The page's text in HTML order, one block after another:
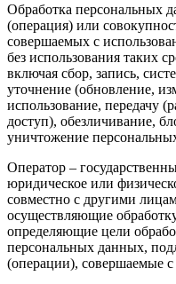
Обработка персональных
(операция) или
совершаемых с
без использования таких
включая сбор, запись,
уточнение (обновление,
использование, передачу
доступ), обезличивание,
уничтожение
Оператор –
юридическое или
совместно с другими
осуществляющие
определяющие цели
персональных данных,
(операции), совершаемые